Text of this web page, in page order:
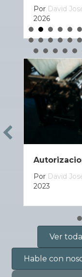
Por David
2026
Por David
2023
Ver
Hable con